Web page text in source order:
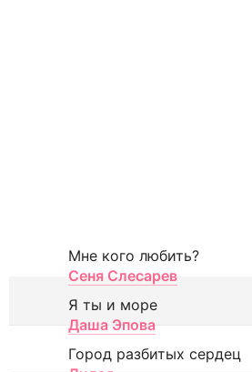
Мне кого любить?
Сеня Слесарев
Я ты и море
Даша Эпова
Город разбитых сердец